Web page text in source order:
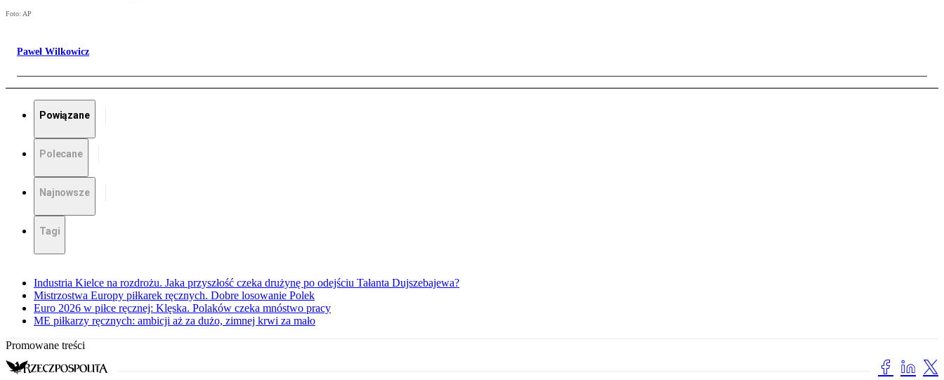
Foto: AP
Paweł Wilkowicz
Powiązane
Polecane
Najnowsze
Tagi
Industria Kielce na rozdrożu. Jaka przyszłość czeka drużynę po odejściu Tałanta Dujszebajewa?
Mistrzostwa Europy piłkarek ręcznych. Dobre losowanie Polek
Euro 2026 w piłce ręcznej: Klęska. Polaków czeka mnóstwo pracy
ME piłkarzy ręcznych: ambicji aż za dużo, zimnej krwi za mało
Promowane treści